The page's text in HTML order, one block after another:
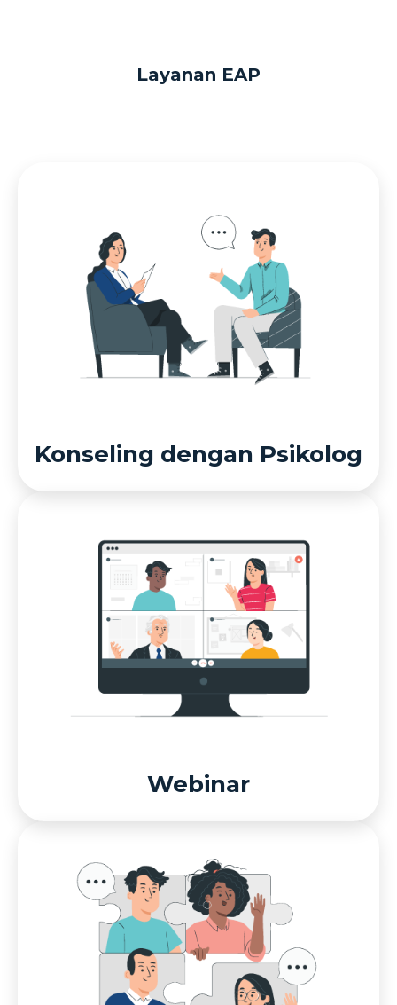
Layanan EAP
Konseling dengan Psikolog
Webinar